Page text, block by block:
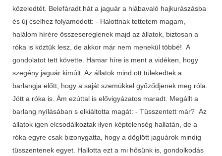
közeledtét. Belefáradt hát a jaguár a hiábavaló hajkurászásba
és új cselhez folyamodott: - Halottnak tettetem magam,
halálom hírére összesereglenek majd az állatok, biztosan a
róka is köztük lesz, de akkor már nem menekül többé! A
gondolatot tett követte. Hamar híre is ment a vidéken, hogy
szegény jaguár kimúlt. Az állatok mind ott tülekedtek a
barlangja előtt, hogy a saját szemükkel győződjenek meg róla.
Jött a róka is. Ám ezúttal is elővigyázatos maradt. Megállt a
barlang nyílásában s elkiáltotta magát: - Tüsszentett már? Az
állatok igen elcsodálkoztak ilyen képtelenség hallatán, de a
róka egyre csak bizonygatta, hogy a döglött jaguárok mindig
tüsszentenek egyet. Hallotta ezt a mi hősünk is, gondolkodás